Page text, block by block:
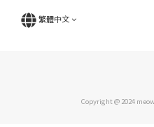
繁體中文
Copyright @ 2024